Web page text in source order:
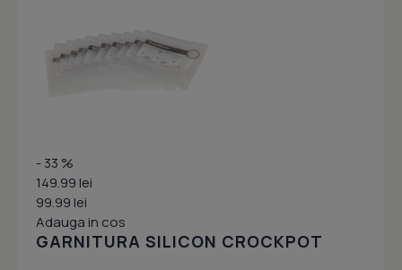
- 33 %
149.99 lei
99.99 lei
Adauga in cos
GARNITURA SILICON CROCKPOT